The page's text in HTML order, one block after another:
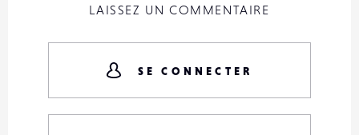
LAISSEZ UN COMMENTAIRE
SE CONNECTER